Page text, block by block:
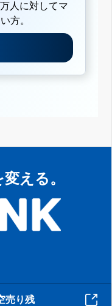
人に対してマ
方。
える。
売り残